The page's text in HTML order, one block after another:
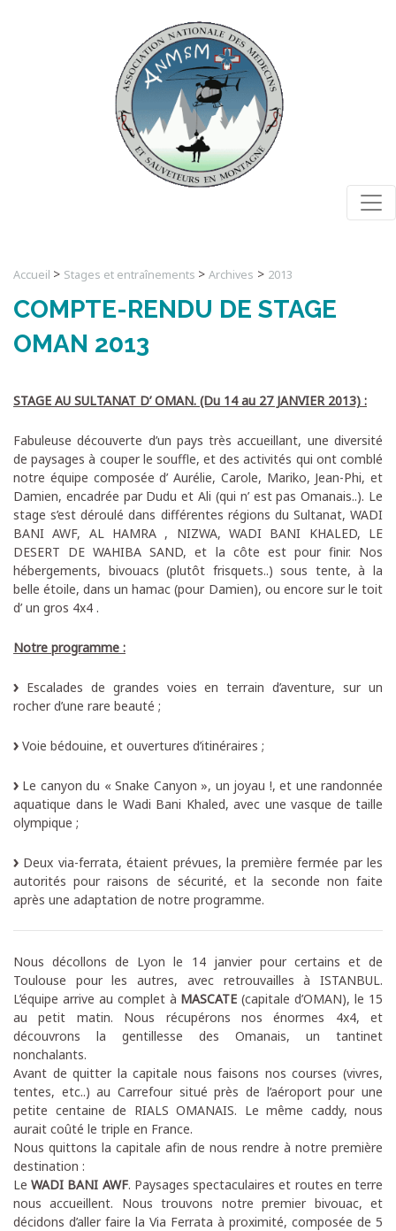
Accueil > Stages et entraînements > Archives > 2013
COMPTE-RENDU DE STAGE
OMAN 2013
STAGE AU SULTANAT D’ OMAN. (Du 14 au 27 JANVIER 2013) :
Fabuleuse découverte d’un pays très accueillant, une diversité
de paysages à couper le souffle, et des activités qui ont comblé
notre équipe composée d’ Aurélie, Carole, Mariko, Jean-Phi, et
Damien, encadrée par Dudu et Ali (qui n’ est pas Omanais..). Le
stage s’est déroulé dans différentes régions du Sultanat, WADI
BANI AWF, AL HAMRA , NIZWA, WADI BANI KHALED, LE
DESERT DE WAHIBA SAND, et la côte est pour finir. Nos
hébergements, bivouacs (plutôt frisquets..) sous tente, à la
belle étoile, dans un hamac (pour Damien), ou encore sur le toit
d’ un gros 4x4 .
Notre programme :
Escalades de grandes voies en terrain d’aventure, sur un
rocher d’une rare beauté ;
Voie bédouine, et ouvertures d’itinéraires ;
Le canyon du « Snake Canyon », un joyau !, et une randonnée
aquatique dans le Wadi Bani Khaled, avec une vasque de taille
olympique ;
Deux via-ferrata, étaient prévues, la première fermée par les
autorités pour raisons de sécurité, et la seconde non faite
après une adaptation de notre programme.
Nous décollons de Lyon le 14 janvier pour certains et de
Toulouse pour les autres, avec retrouvailles à ISTANBUL.
L’équipe arrive au complet à MASCATE(capitale d’OMAN), le 15
au petit matin. Nous récupérons nos énormes 4x4, et
découvrons la gentillesse des Omanais, un tantinet
nonchalants.
Avant de quitter la capitale nous faisons nos courses (vivres,
tentes, etc..) au Carrefour situé près de l’aéroport pour une
petite centaine de RIALS OMANAIS. Le même caddy, nous
aurait coûté le triple en France.
Nous quittons la capitale afin de nous rendre à notre première
destination :
LeWADI BANI AWF. Paysages spectaculaires et routes en terre
nous accueillent. Nous trouvons notre premier bivouac, et
décidons d’aller faire la Via Ferrata à proximité, composée de 5